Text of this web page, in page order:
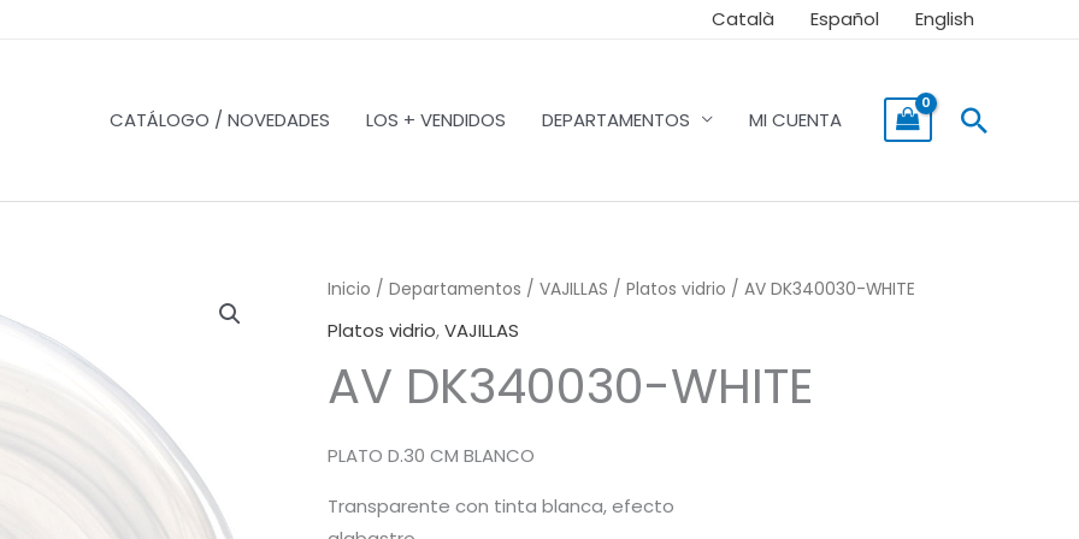
Català Español English
CATÁLOGO / NOVEDADES LOS + VENDIDOS DEPARTAMENTOS MI CUENTA Buscar
Inicio / Departamentos / VAJILLAS / Platos vidrio / AV DK340030-WHITE
Platos vidrio,VAJILLAS
AV DK340030-WHITE
PLATO D.30 CM BLANCO
Transparente con tinta blanca, efecto